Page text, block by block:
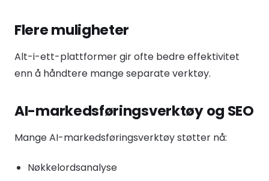
Flere muligheter
Alt-i-ett-plattformer gir ofte bedre effektivitet
enn å håndtere mange separate verktøy.
AI-markedsføringsverktøy og SEO
Mange AI-markedsføringsverktøy støtter nå:
Nøkkelordsanalyse